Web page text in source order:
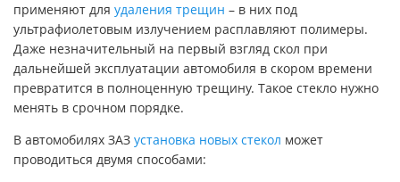
применяют для удаления трещин – в них под
ультрафиолетовым излучением расплавляют полимеры.
Даже незначительный на первый взгляд скол при
дальнейшей эксплуатации автомобиля в скором времени
превратится в полноценную трещину. Такое стекло нужно
менять в срочном порядке.
В автомобилях ЗАЗ установка новых стекол может
проводиться двумя способами: